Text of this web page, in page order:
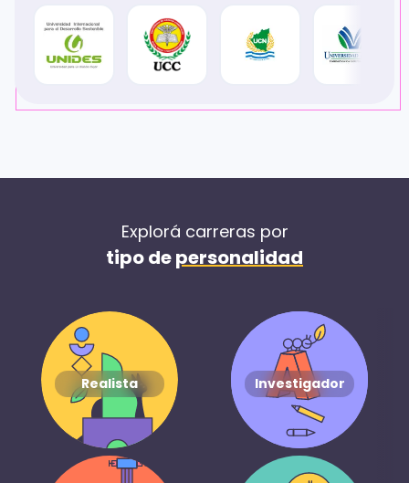
Explorá carreras por
tipo depersonalidad
Realista Investigador